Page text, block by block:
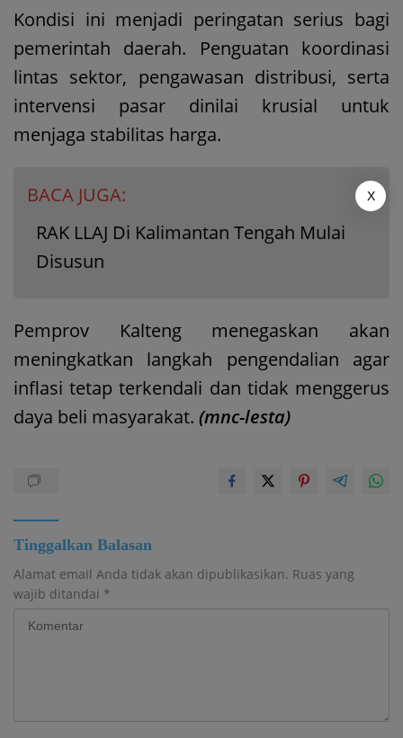
Kondisi ini menjadi peringatan serius bagi
pemerintah daerah. Penguatan koordinasi
lintas sektor, pengawasan distribusi, serta
intervensi pasar dinilai krusial untuk
menjaga stabilitas harga.
BACA JUGA:
RAK LLAJ Di Kalimantan Tengah Mulai
Disusun
Pemprov Kalteng menegaskan akan
meningkatkan langkah pengendalian agar
inflasi tetap terkendali dan tidak menggerus
daya beli masyarakat. (mnc-lesta)
Tinggalkan Balasan
Alamat email Anda tidak akan dipublikasikan. Ruas yang
wajib ditandai *
X